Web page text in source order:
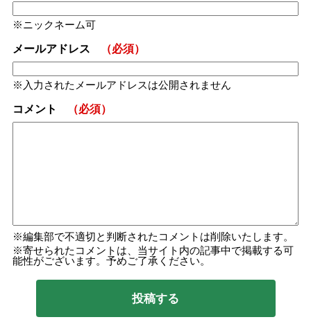
ニックネーム可
メールアドレス （必須）
入力されたメールアドレスは公開されません
コメント （必須）
編集部で不適切と判断されたコメントは削除いたします。
寄せられたコメントは、当サイト内の記事中で掲載する可
能性がございます。予めご了承ください。